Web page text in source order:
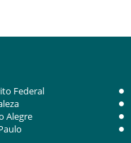
Federal
Alegre